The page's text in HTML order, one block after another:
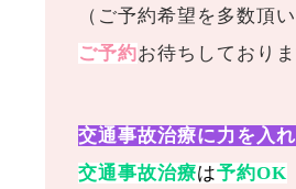
（ご予約希望を多数頂
ご予約お待ちしておりま
交通事故治療に力を入
交通事故治療は予約OK